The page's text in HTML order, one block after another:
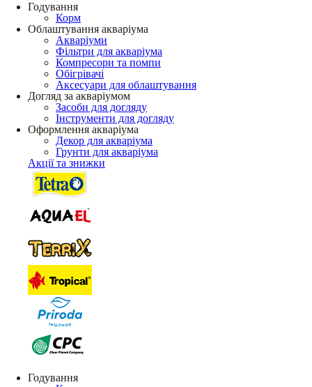
Годування
Корм
Облаштування акваріума
Акваріуми
Фільтри для акваріума
Компресори та помпи
Обігрівачі
Аксесуари для облаштування
Догляд за акваріумом
Засоби для догляду
Інструменти для догляду
Оформлення акваріума
Декор для акваріума
Грунти для акваріума
Акції та знижки
Годування